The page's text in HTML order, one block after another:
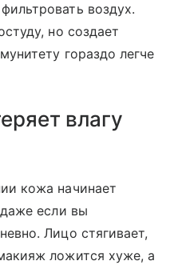
воздух.
но создает
гораздо легче
влагу
кожа начинает
если вы
Лицо стягивает,
ложится хуже, а